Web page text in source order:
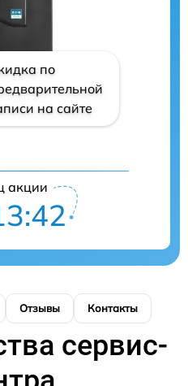
по
на сайте
акции
Отзывы Контакты
сервис-